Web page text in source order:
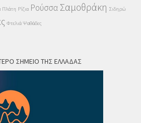
Πλάτη Ρίζια Ρούσσα Σαμοθράκη Σιδηρώ
Φτελιά Ψαθάδες
ΣΗΜΕΊΟ ΤΗΣ ΕΛΛΆΔΑΣ